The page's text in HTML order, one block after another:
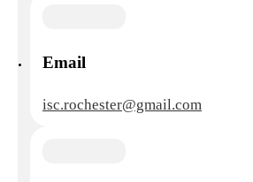
Email
isc.rochester@gmail.com